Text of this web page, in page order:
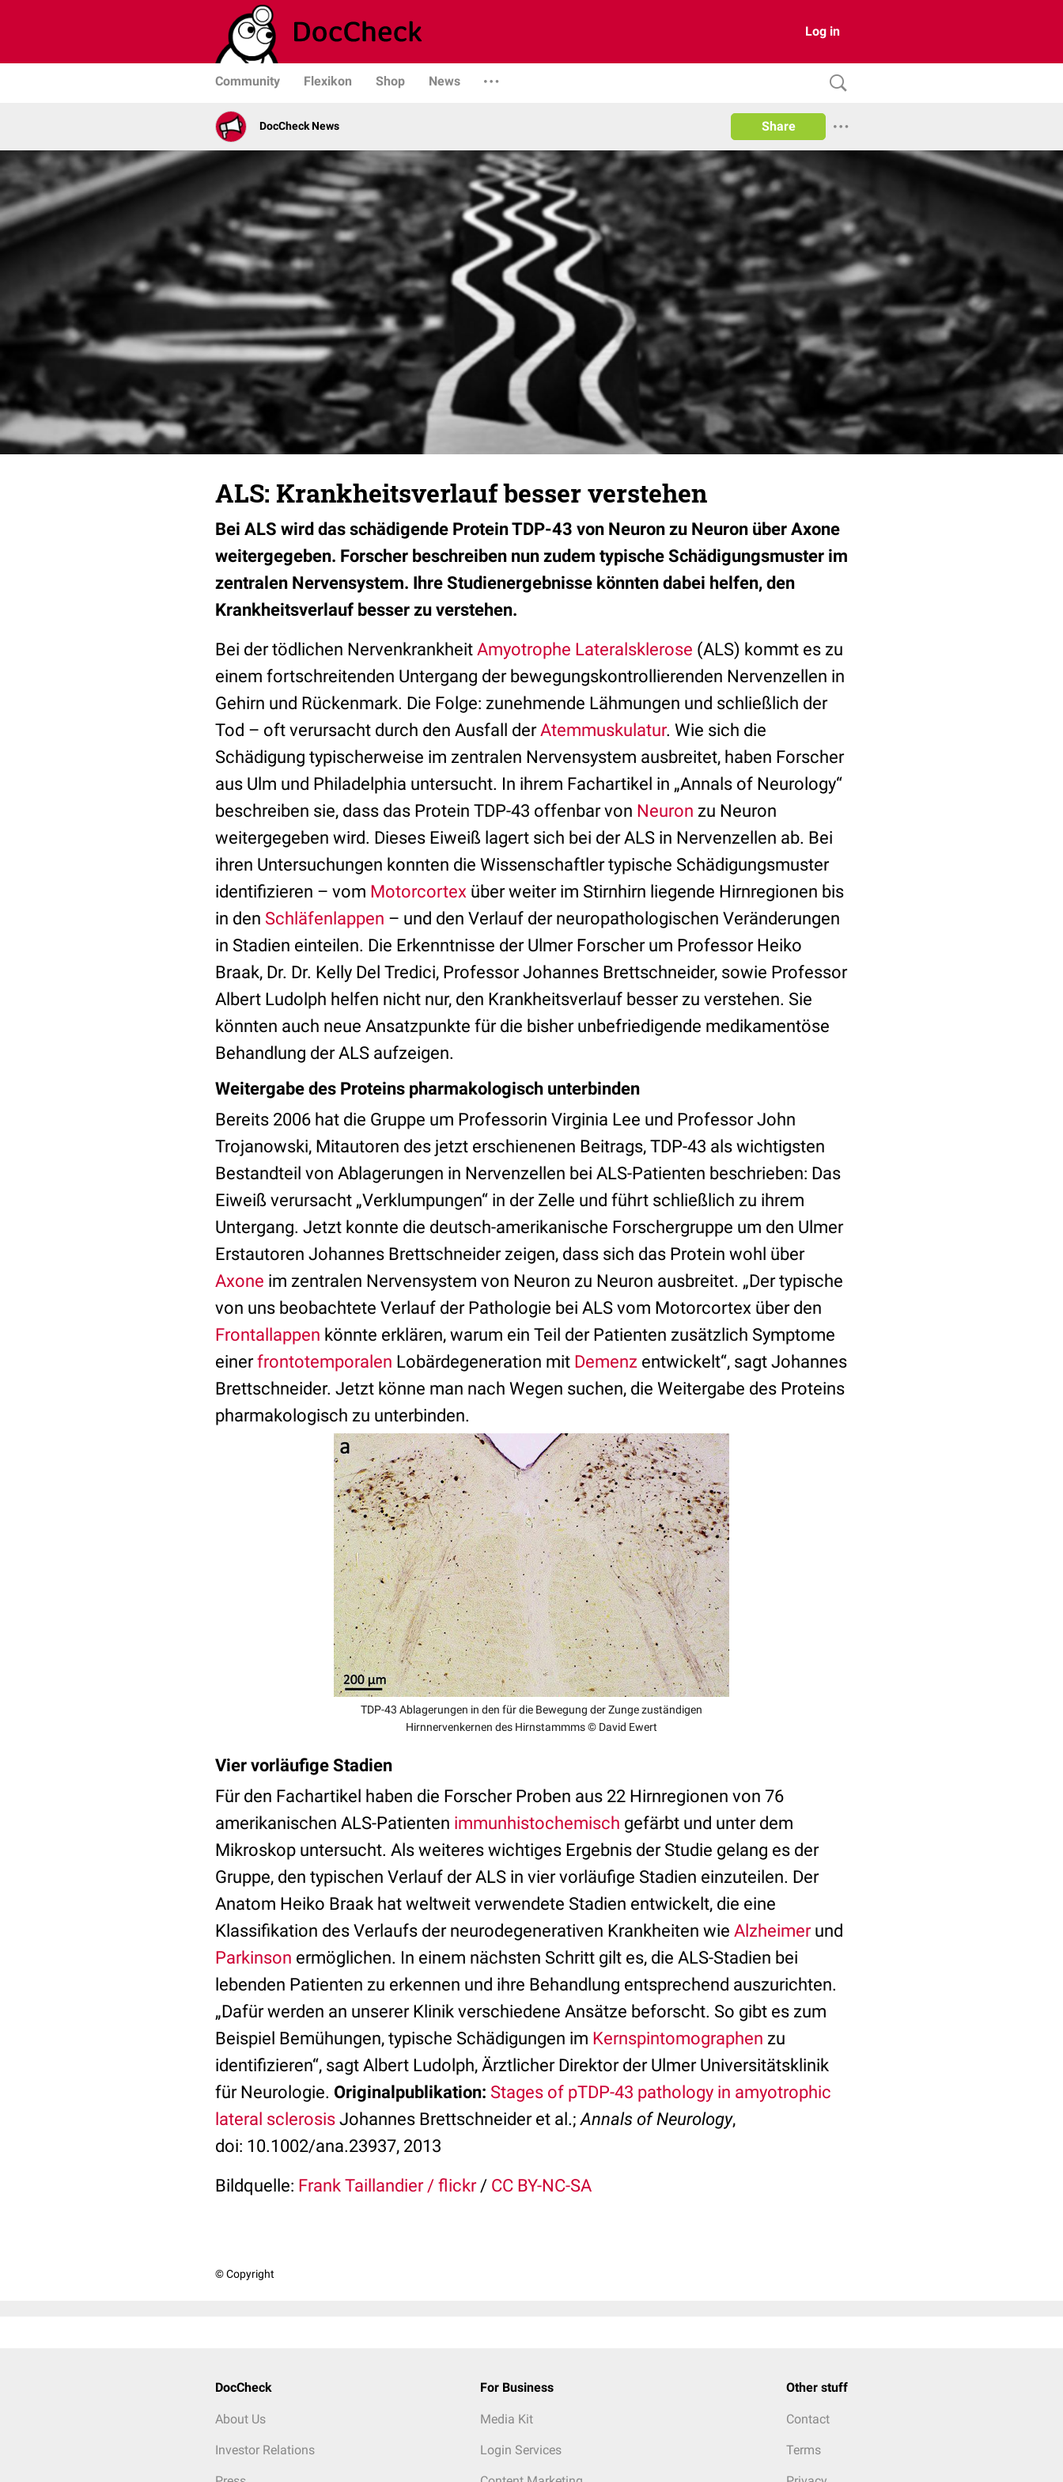
Log in
Community Flexikon Shop News
DocCheck News Share
ALS: Krankheitsverlauf besser verstehen
Bei ALS wird das schädigende Protein TDP-43 von Neuron zu Neuron über Axone
weitergegeben. Forscher beschreiben nun zudem typische Schädigungsmuster im
zentralen Nervensystem. Ihre Studienergebnisse könnten dabei helfen, den
Krankheitsverlauf besser zu verstehen.
Bei der tödlichen Nervenkrankheit Amyotrophe Lateralsklerose (ALS) kommt es zu
einem fortschreitenden Untergang der bewegungskontrollierenden Nervenzellen in
Gehirn und Rückenmark. Die Folge: zunehmende Lähmungen und schließlich der
Tod – oft verursacht durch den Ausfall derAtemmuskulatur. Wie sich die
Schädigung typischerweise im zentralen Nervensystem ausbreitet, haben Forscher
aus Ulm und Philadelphia untersucht. In ihrem Fachartikel in „Annals of Neurology“
beschreiben sie, dass das Protein TDP-43 offenbar von Neuron zu Neuron
weitergegeben wird. Dieses Eiweiß lagert sich bei der ALS in Nervenzellen ab. Bei
ihren Untersuchungen konnten die Wissenschaftler typische Schädigungsmuster
identifizieren – vom Motorcortex über weiter im Stirnhirn liegende Hirnregionen bis
in den Schläfenlappen – und den Verlauf der neuropathologischen Veränderungen
in Stadien einteilen. Die Erkenntnisse der Ulmer Forscher um Professor Heiko
Braak, Dr. Dr. Kelly Del Tredici, Professor Johannes Brettschneider, sowie Professor
Albert Ludolph helfen nicht nur, den Krankheitsverlauf besser zu verstehen. Sie
könnten auch neue Ansatzpunkte für die bisher unbefriedigende medikamentöse
Behandlung der ALS aufzeigen.
Weitergabe des Proteins pharmakologisch unterbinden
Bereits 2006 hat die Gruppe um Professorin Virginia Lee und Professor John
Trojanowski, Mitautoren des jetzt erschienenen Beitrags, TDP-43 als wichtigsten
Bestandteil von Ablagerungen in Nervenzellen bei ALS-Patienten beschrieben: Das
Eiweiß verursacht „Verklumpungen“ in der Zelle und führt schließlich zu ihrem
Untergang. Jetzt konnte die deutsch-amerikanische Forschergruppe um den Ulmer
Erstautoren Johannes Brettschneider zeigen, dass sich das Protein wohl über
Axone im zentralen Nervensystem von Neuron zu Neuron ausbreitet. „Der typische
von uns beobachtete Verlauf der Pathologie bei ALS vom Motorcortex über den
Frontallappen könnte erklären, warum ein Teil der Patienten zusätzlich Symptome
einerfrontotemporalen Lobärdegeneration mit Demenz entwickelt“, sagt Johannes
Brettschneider. Jetzt könne man nach Wegen suchen, die Weitergabe des Proteins
pharmakologisch zu unterbinden.
TDP-43 Ablagerungen in den für die Bewegung der Zunge zuständigen
Hirnnervenkernen des Hirnstammms © David Ewert
Vier vorläufige Stadien
Für den Fachartikel haben die Forscher Proben aus 22 Hirnregionen von 76
amerikanischen ALS-Patienten immunhistochemisch gefärbt und unter dem
Mikroskop untersucht. Als weiteres wichtiges Ergebnis der Studie gelang es der
Gruppe, den typischen Verlauf der ALS in vier vorläufige Stadien einzuteilen. Der
Anatom Heiko Braak hat weltweit verwendete Stadien entwickelt, die eine
Klassifikation des Verlaufs der neurodegenerativen Krankheiten wie Alzheimerund
Parkinson ermöglichen. In einem nächsten Schritt gilt es, die ALS-Stadien bei
lebenden Patienten zu erkennen und ihre Behandlung entsprechend auszurichten.
„Dafür werden an unserer Klinik verschiedene Ansätze beforscht. So gibt es zum
Beispiel Bemühungen, typische Schädigungen im Kernspintomographen zu
identifizieren“, sagt Albert Ludolph, Ärztlicher Direktor der Ulmer Universitätsklinik
für Neurologie. Originalpublikation: Stages of pTDP-43 pathology in amyotrophic
lateral sclerosis Johannes Brettschneider et al.;Annals of Neurology,
doi: 10.1002/ana.23937, 2013
Bildquelle: Frank Taillandier / flickr/ CC BY-NC-SA
© Copyright
DocCheck
About Us
Investor Relations
For Business
Media Kit
Login Services
Other stuff
Contact
Terms